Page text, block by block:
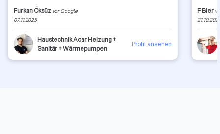
Furkan Öksüz vor Google
07.11.2025
Haustechnik Acar Heizung +
Sanitär + Wärmepumpen
Profil ansehen
F Bier